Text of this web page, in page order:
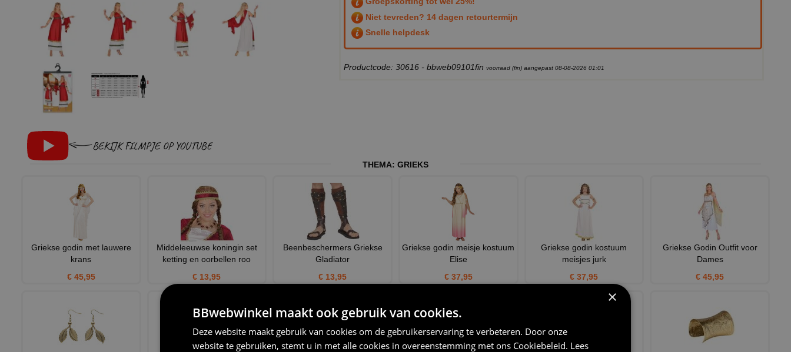
BEKIJK FILMPJE OP YOUTUBE
Niet tevreden? 14 dagen retourtermijn
Snelle helpdesk
Productcode: 30616 - bbweb09101fin voorraad (fin) aangepast 08-08-2026 01:01
THEMA: GRIEKS
Griekse godin met lauwere
krans
€ 45,95
Middeleeuwse koningin set
ketting en oorbellen roo
€ 13,95
Beenbeschermers Griekse
Gladiator
€ 13,95
Griekse godin meisje kostuum
Elise
€ 37,95
Griekse godin kostuum
meisjes jurk
€ 37,95
Griekse Godin Outfit voor
Dames
€ 45,95
×
BBwebwinkel maakt ook gebruik van cookies.
Deze website maakt gebruik van cookies om de gebruikerservaring te verbeteren. Door onze
website te gebruiken, stemt u in met alle cookies in overeenstemming met ons Cookiebeleid. Lees